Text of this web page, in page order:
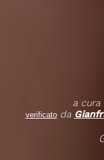
a cura
verificatoda